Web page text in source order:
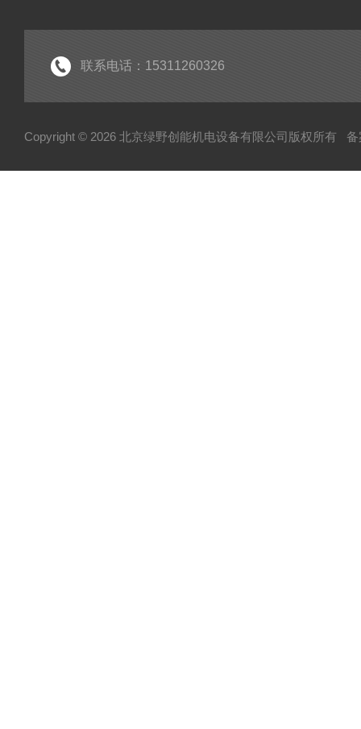
联系电话：15311260326
Copyright © 2026 北京绿野创能机电设备有限公司版权所有 备